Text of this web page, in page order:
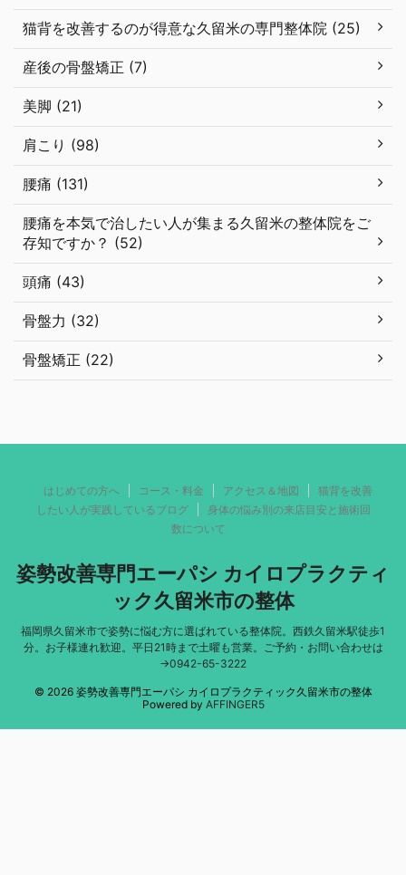
猫背を改善するのが得意な久留米の専門整体院 (25)
産後の骨盤矯正 (7)
美脚 (21)
肩こり (98)
腰痛 (131)
腰痛を本気で治したい人が集まる久留米の整体院をご
存知ですか？ (52)
頭痛 (43)
骨盤力 (32)
骨盤矯正 (22)
はじめての方へ コース・料金 アクセス＆地図
猫背を改善
したい人が実践しているブログ
身体の悩み別の来店目安と施術回
数について
姿勢改善専門エーパシ カイロプラクティ
ック久留米市の整体
福岡県久留米市で姿勢に悩む方に選ばれている整体院。西鉄久留米駅徒歩1
分。お子様連れ歓迎。平日21時まで土曜も営業。ご予約・お問い合わせは
→0942-65-3222
© 2026 姿勢改善専門エーパシ カイロプラクティック久留米市の整体
Powered by AFFINGER5